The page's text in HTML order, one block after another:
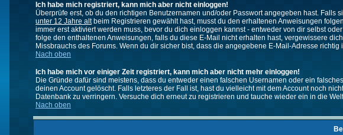
Ich habe mich registriert, kann mich aber nicht einloggen!
Überprüfe erst, ob du den richtigen Benutzernamen und/oder Passwort angegeben hast. Falls
unter 12 Jahre altbeim Registrieren gewählt hast, musst du den erhaltenen Anweisungen
immer erst aktiviert werden muss, bevor du dich einloggen kannst - entweder von dir selbst
folge den enthaltenen Anweisungen, falls du diese E-Mail nicht erhalten hast, vergewissere
Missbrauchs des Forums. Wenn du dir sicher bist, dass die angegebene E-Mail-Adresse richtig
Nach oben
Ich habe mich vor einiger Zeit registriert, kann mich aber nicht mehr einloggen!
Die Gründe dafür sind meistens, dass du entweder einen falschen Usernamen oder ein
deinen Account gelöscht. Falls letzteres der Fall ist, hast du vielleicht mit dem Account noch
Datenbank zu verringern. Versuche dich erneut zu registrieren und tauche wieder ein in die
Nach oben